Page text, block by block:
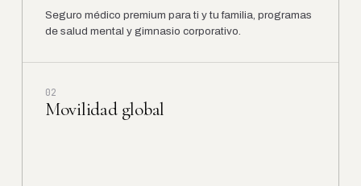
Seguro médico premium para ti y tu familia, programas
de salud mental y gimnasio corporativo.
02
Movilidad global